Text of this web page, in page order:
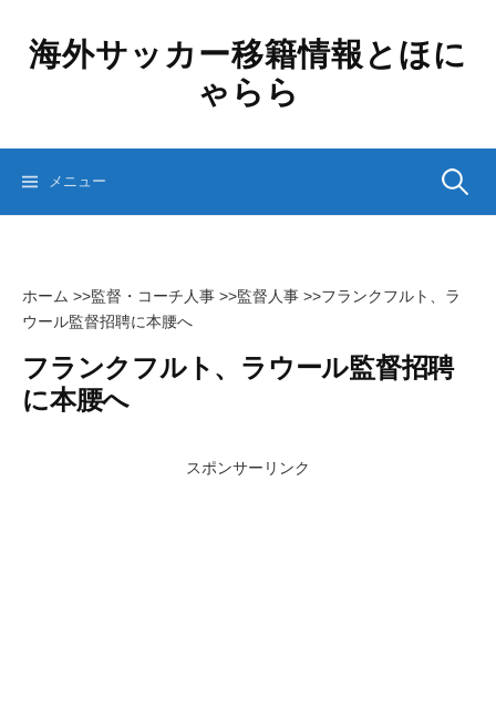
ッ
海外サッカー移籍情報とほに
ゃらら
メニュー 検
ホーム >>監督・コーチ人事 >>監督人事 >>フランクフルト、ラ
ウール監督招聘に本腰へ
フランクフルト、ラウール監督招聘
に本腰へ
スポンサーリンク